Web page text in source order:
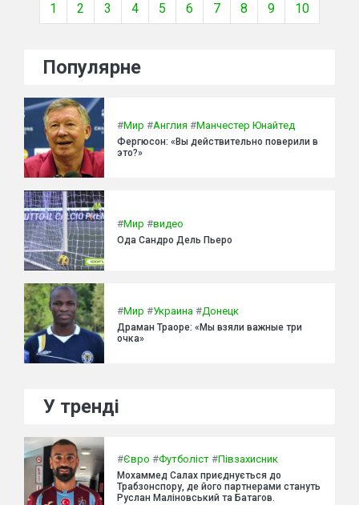
1 2 3 4 5 6 7 8 9 10
Популярне
#Мир #Англия #Манчестер Юнайтед
Фергюсон: «Вы действительно поверили в
это?»
#Мир #видео
Ода Сандро Дель Пьеро
#Мир #Украина #Донецк
Драман Траоре: «Мы взяли важные три
очка»
У тренді
#Євро #Футболіст #Півзахисник
Мохаммед Салах приєднується до
Трабзонспору, де його партнерами стануть
Руслан Маліновський та Батагов.